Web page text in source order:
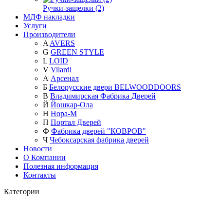
Ручки-защелки (2)
МДФ накладки
Услуги
Производители
A AVERS
G GREEN STYLE
L LOID
V Vilardi
А Арсенал
Б Белорусские двери BELWOODDOORS
В Владимирская Фабрика Дверей
Й Йошкар-Ола
Н Нора-М
П Портал Дверей
Ф Фабрика дверей "КОВРОВ"
Ч Чебоксарская фабрика дверей
Новости
О Компании
Полезная информация
Контакты
Категории